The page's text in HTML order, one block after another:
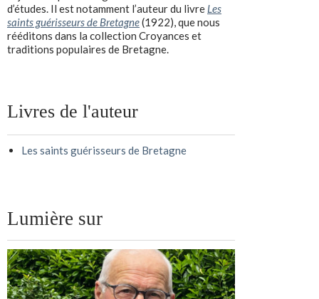
d’études. Il est notamment l’auteur du livre Les
saints guérisseurs de Bretagne(1922), que nous
rééditons dans la collection Croyances et
traditions populaires de Bretagne.
Livres de l'auteur
Les saints guérisseurs de Bretagne
Lumière sur